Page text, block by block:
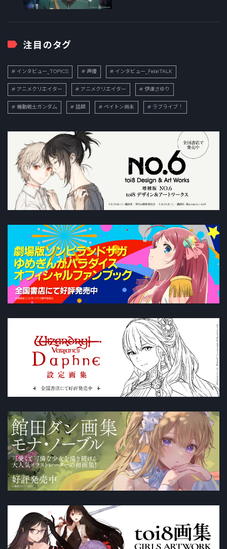
注目のタグ
インタビュー_TOPICS 声優 インタビュー_FebriTALK
アニメクリエイター アニメクリエイター 伊達さゆり
機動戦士ガンダム 話題 ペイトン尚未 ラブライブ！